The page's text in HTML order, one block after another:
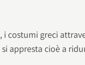
costumi greci
appresta cioè a